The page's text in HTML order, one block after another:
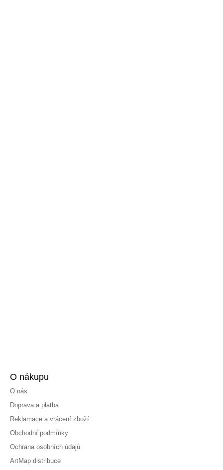
O nákupu
O nás
Doprava a platba
Reklamace a vrácení zboží
Obchodní podmínky
Ochrana osobních údajů
ArtMap distribuce